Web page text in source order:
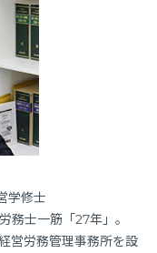
学修士
務士一筋「27年」。
営労務管理事務所を設